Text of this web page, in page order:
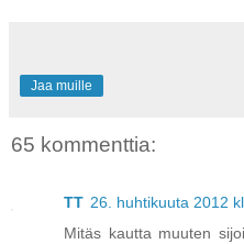
Jaa muille
65 kommenttia:
TT 26. huhtikuuta 2012
Mitäs kautta muuten